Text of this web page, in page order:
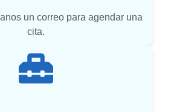
un correo para agendar una
cita.